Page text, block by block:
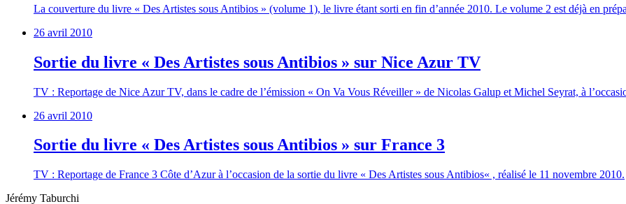
La couverture du livre « Des Artistes sous Antibios » (volume 1), le livre étant sorti en fin d’année 2010. Le volume 2 est déjà en
26 avril 2010
Sortie du livre « Des Artistes sous Antibios » sur Nice Azur TV
TV : Reportage de Nice Azur TV, dans le cadre de l’émission « On Va Vous Réveiller » de Nicolas Galup et Michel Seyrat, à
26 avril 2010
Sortie du livre « Des Artistes sous Antibios » sur France 3
TV : Reportage de France 3 Côte d’Azur à l’occasion de la sortie du livre « Des Artistes sous Antibios« , réalisé le 11 novembre 2010.
Jérémy Taburchi